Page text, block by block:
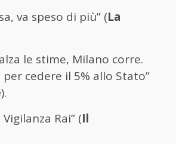
va speso di più” (La
le stime, Milano corre.
cedere il 5% allo Stato”
).
Rai” (Il